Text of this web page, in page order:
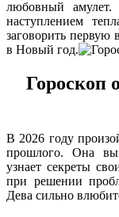
любовный
наступлением
заговорить первую
в Новый год.
Гороскоп
В 2026 году
прошлого. Она
узнает секреты
при решении
Дева сильно